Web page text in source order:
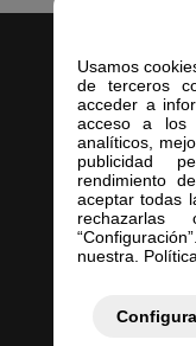
Usamos
de terceros
acceder a
acceso a los
analíticos,
publicidad
rendimiento
aceptar todas
nuestra.